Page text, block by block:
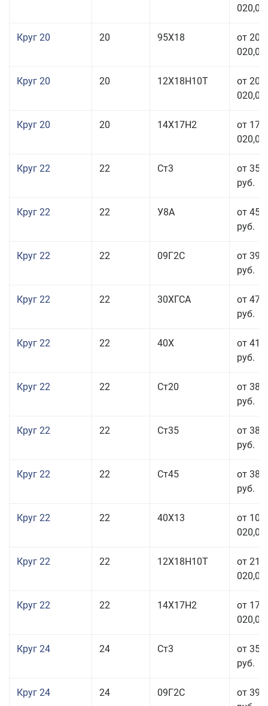
020,00
Круг 20 20 95Х18
от 208
020,00
Круг 20 20 12Х18Н10Т
от 209
020,00
Круг 20 20 14Х17Н2
от 175
020,00
Круг 22 22 Ст3
от 35
руб.
Круг 22 22 У8А
от 45
руб.
Круг 22 22 09Г2С
от 39
руб.
Круг 22 22 30ХГСА
от 47
руб.
Круг 22 22 40Х
от 41
руб.
Круг 22 22 Ст20
от 38
руб.
Круг 22 22 Ст35
от 38
руб.
Круг 22 22 Ст45
от 38
руб.
Круг 22 22 40Х13
от 103
020,00
Круг 22 22 12Х18Н10Т
от 210
020,00
Круг 22 22 14Х17Н2
от 175
020,00
Круг 24 24 Ст3
от 35
руб.
Круг 24 24 09Г2С
от 39